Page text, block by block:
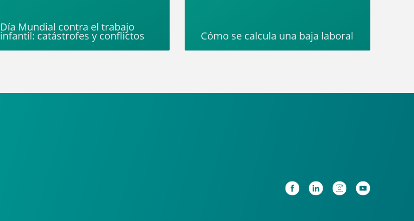
Día Mundial contra el trabajo
infantil: catástrofes y conflictos Cómo se calcula una baja laboral